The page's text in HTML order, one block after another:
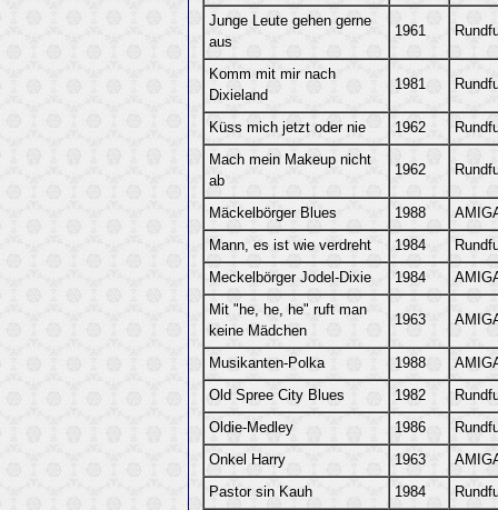
Junge Leute gehen gerne
aus
1961
Komm mit mir nach
Dixieland
1981
Küss mich jetzt oder nie 1962
Mach mein Makeup nicht
ab
1962
Mäckelbörger Blues 1988
Mann, es ist wie verdreht 1984
Meckelbörger Jodel-Dixie 1984
Mit "he, he, he" ruft man
keine Mädchen
1963
Musikanten-Polka 1988
Old Spree City Blues 1982
Oldie-Medley 1986
Onkel Harry 1963
Pastor sin Kauh 1984